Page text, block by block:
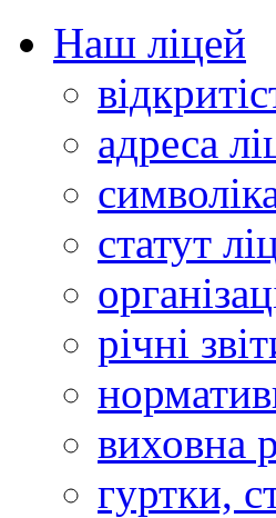
Наш ліцей
адреса
статут
річні
виховна
гуртки,